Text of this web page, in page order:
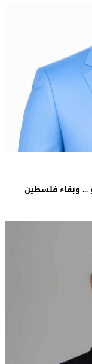
... وبقاء فلسطين